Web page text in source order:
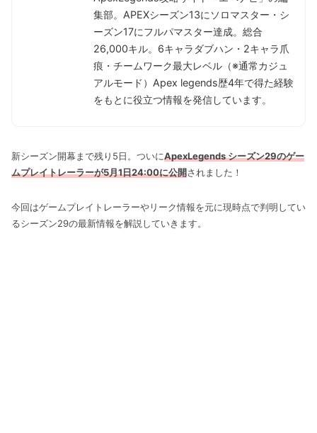
集部。APEXシーズン13にソロマスター・シ
ーズン17にフルパマスター達成。総合
26,000キル。6キャラダブハン・2キャラ爪
痕・チームワーク最大レベル（※通常カジュ
アルモード）Apex legends歴4年で得た経験
をもとに役立つ情報を発信しています。
新シーズン開幕まで残り5日。ついにApexLegends シーズン29のゲー
ムプレイトレーラーが5月1日24:00に公開されました！
今回はゲームプレイトレーラーやリーク情報を元に現時点で判明してい
るシーズン29の最新情報を解説していきます。